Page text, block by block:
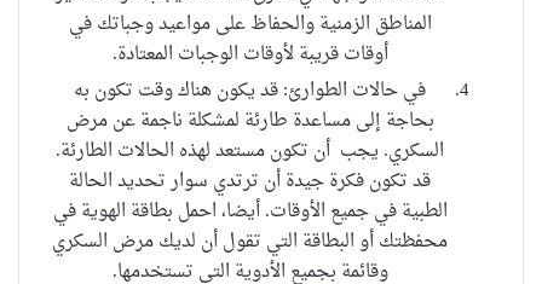
المناطق الزمنية والحفاظ على مواعيد وجباتكفي
أوقات قريبةلأوقات الوجبات المعتادة.
في حالات الطوارئ: قد يكون هناك وقت تكون به
بحاجة إلى مساعدة طارئة لمشكلة ناجمة عن مرض
السكري. يجب أن تكون مستعد لهذه الحالات الطارئة.
قد تكون فكرة جيدة أن ترتدي سوارتحديد الحالة
الطبيةفي جميع الأوقات. أيضا، احمل بطاقة الهوية في
محفظتكأو البطاقة التي تقول أن لديك مرض السكري
وقائمة بجميع الأدوية التي تستخدمها.